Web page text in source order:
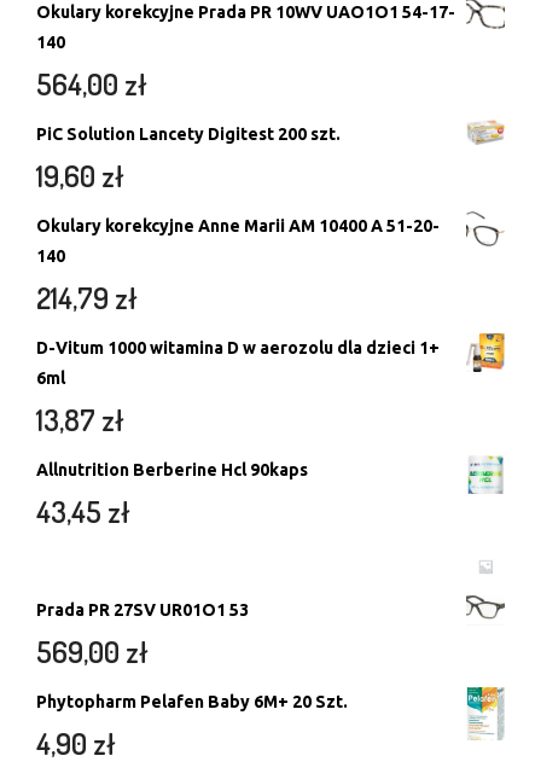
Okulary korekcyjne Prada PR 10WV UAO1O1 54-17-
140
564,00 zł
PiC Solution Lancety Digitest 200 szt.
19,60 zł
Okulary korekcyjne Anne Marii AM 10400 A 51-20-
140
214,79 zł
D-Vitum 1000 witamina D w aerozolu dla dzieci 1+
6ml
13,87 zł
Allnutrition Berberine Hcl 90kaps
43,45 zł
Prada PR 27SV UR01O1 53
569,00 zł
Phytopharm Pelafen Baby 6M+ 20 Szt.
4,90 zł